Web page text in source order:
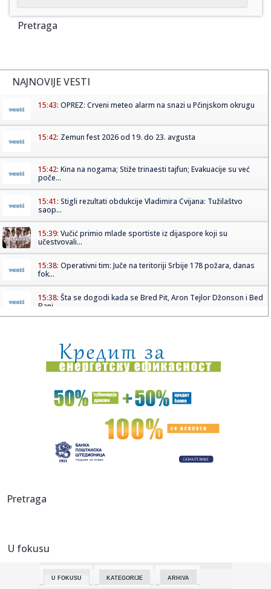
Pretraga
NAJNOVIJE VESTI
15:43: OPREZ: Crveni meteo alarm na snazi u Pčinjskom okrugu
15:42: Zemun fest 2026 od 19. do 23. avgusta
15:42: Kina na nogama; Stiže trinaesti tajfun; Evakuacije su već
poče...
15:41: Stigli rezultati obdukcije Vladimira Cvijana: Tužilaštvo
saop...
15:39: Vučić primio mlade sportiste iz dijaspore koji su
učestvovali...
15:38: Operativni tim: Juče na teritoriji Srbije 178 požara, danas
fok...
15:38: Šta se dogodi kada se Bred Pit, Aron Tejlor Džonson i Bed
Bani ...
15:32:Čuveni nemački novinar Martens: Dokaza o "Sarajevo
safariju" ne...
15:32:Vrelina ne popušta
Ivana želi na pobedničko postolje: Evropsko prvenstvo je
15:29:Вучић: Шпанија је један од ...
o...
15:30:
15:29: Počinje obnova puta prema granici s Hrvatskom
Pretraga
U fokusu
U FOKUSU KATEGORIJE ARHIVA